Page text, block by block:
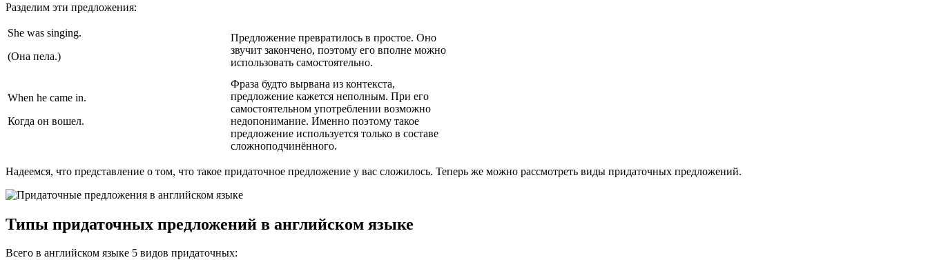
Разделим эти предложения:
She was singing.
(Она пела.)
Предложение превратилось в простое. Оно
звучит закончено, поэтому его вполне можно
использовать самостоятельно.
When he came in.
Когда он вошел.
Фраза будто вырвана из контекста,
предложение кажется неполным. При его
самостоятельном употреблении возможно
недопонимание. Именно поэтому такое
предложение используется только в составе
сложноподчинённого.
Надеемся, что представление о том, что такое придаточное предложение у вас сложилось. Теперь же можно рассмотреть виды придаточных предложений.
Типы придаточных предложений в английском языке
Всего в английском языке 5 видов придаточных: